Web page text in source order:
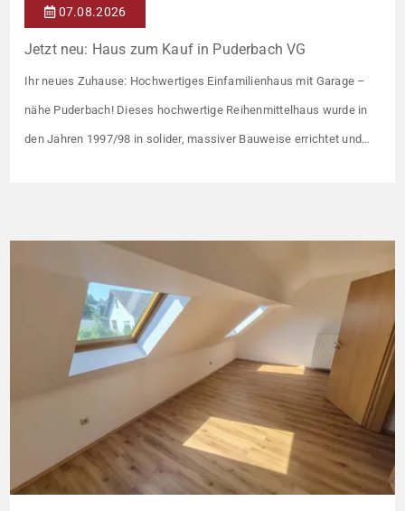
07.08.2026
Jetzt neu: Haus zum Kauf in Puderbach VG
Ihr neues Zuhause: Hochwertiges Einfamilienhaus mit Garage –
nähe Puderbach! Dieses hochwertige Reihenmittelhaus wurde in
den Jahren 1997/98 in solider, massiver Bauweise errichtet und
Grundstück (keine eigene Grünfläche, aber Terrasse). […]